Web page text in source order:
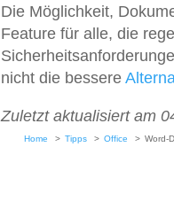
Die Möglichkeit,
Feature für alle, die
nicht die bessere
Zuletzt aktualisiert am
Home Tipps Office Word-